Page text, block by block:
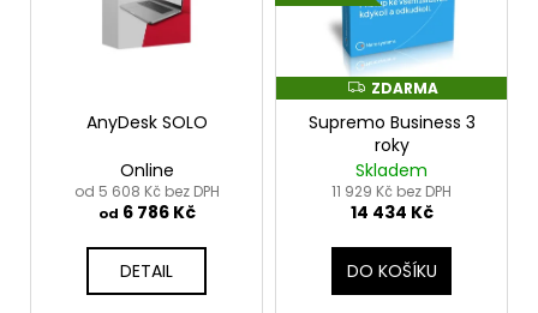
AnyDesk SOLO
Online
od 5 608 Kč bez DPH
od 6 786 Kč
DETAIL
Z
D
A
M
A
ZDARMA
Supremo Business 3
roky
Skladem
11 929 Kč bez DPH
14 434 Kč
DO KOŠÍKU
REALVNC
CONNECT
BUSINESS